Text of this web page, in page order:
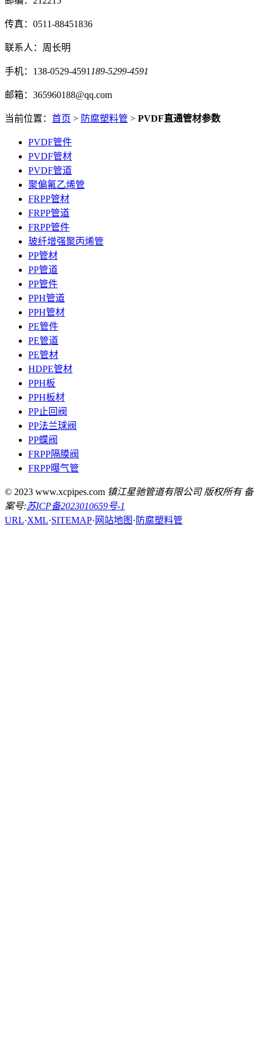
传真：0511-88451836
联系人：周长明
手机：138-0529-4591 189-5299-4591
邮箱：365960188@qq.com
当前位置： 首页 > 防腐塑料管 > PVDF直通管材参数
PVDF管件
PVDF管材
PVDF管道
聚偏氟乙烯管
FRPP管材
FRPP管道
FRPP管件
玻纤增强聚丙烯管
PP管材
PP管道
PP管件
PPH管道
PPH管材
PE管件
PE管道
PE管材
HDPE管材
PPH板
PPH板材
PP止回阀
PP法兰球阀
PP蝶阀
FRPP隔膜阀
FRPP曝气管
© 2023 www.xcpipes.com 镇江星驰管道有限公司 版权所有 备
案号:苏ICP备2023010659号-1
URL·XML·SITEMAP· 网站地图 · 防腐塑料管